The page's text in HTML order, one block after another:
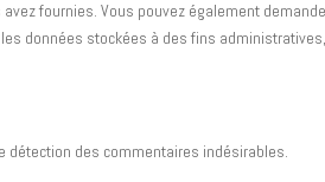
fournies. Vous pouvez également
données stockées à des fins administratives,
détection des commentaires indésirables.